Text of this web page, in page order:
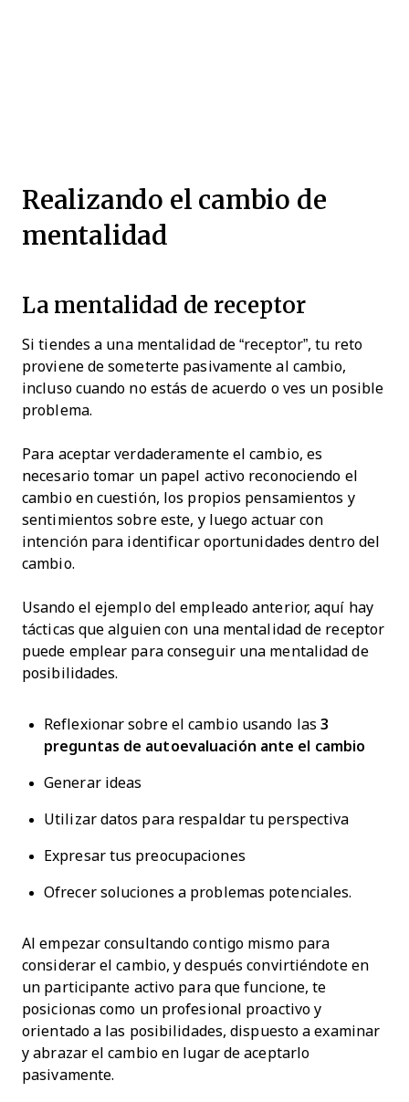
Realizando el cambio de
mentalidad
La mentalidad de receptor
Si tiendes a una mentalidad de “receptor”, tu reto
proviene de someterte pasivamente al cambio,
incluso cuando no estás de acuerdo o ves un posible
problema.
Para aceptar verdaderamente el cambio, es
necesario tomar un papel activo reconociendo el
cambio en cuestión, los propios pensamientos y
sentimientos sobre este, y luego actuar con
intención para identificar oportunidades dentro del
cambio.
Usando el ejemplo del empleado anterior, aquí hay
tácticas que alguien con una mentalidad de receptor
puede emplear para conseguir una mentalidad de
posibilidades.
Reflexionar sobre el cambio usando las 3
preguntas de autoevaluación ante el cambio
Generar ideas
Utilizar datos para respaldar tu perspectiva
Expresar tus preocupaciones
Ofrecer soluciones a problemas potenciales.
Al empezar consultando contigo mismo para
considerar el cambio, y después convirtiéndote en
un participante activo para que funcione, te
posicionas como un profesional proactivo y
orientado a las posibilidades, dispuesto a examinar
y abrazar el cambio en lugar de aceptarlo
pasivamente.